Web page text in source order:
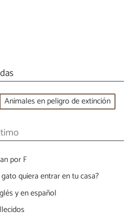
Animales en peligro de extinción
por F
quiera entrar en tu casa?
y en español